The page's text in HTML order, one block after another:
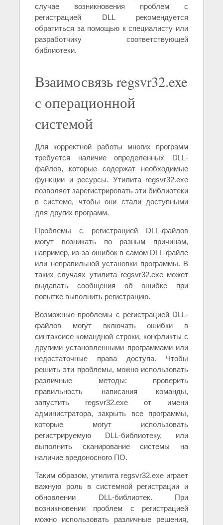
случае возникновения проблем с
регистрацией DLL рекомендуется
обратиться за помощью к специалисту или
разработчику соответствующей
библиотеки.
Взаимосвязь regsvr32.exe
с операционной
системой
Для корректной работы многих программ
требуется наличие определенных DLL-
файлов, которые содержат необходимые
функции и ресурсы. Утилита regsvr32.exe
позволяет зарегистрировать эти библиотеки
в системе, чтобы они стали доступными
для других программ.
Проблемы с регистрацией DLL-файлов
могут возникать по разным причинам,
например, из-за ошибок в самом DLL-файле
или неправильной установки программы. В
таких случаях утилита regsvr32.exe может
выдавать сообщения об ошибке при
попытке выполнить регистрацию.
Возможные проблемы с регистрацией DLL-
файлов могут включать ошибки в
синтаксисе командной строки, конфликты с
другими установленными программами или
недостаточные права доступа. Чтобы
решить эти проблемы, можно использовать
различные методы: проверить
правильность написания команды,
запустить regsvr32.exe от имени
администратора, закрыть все программы,
которые могут использовать
регистрируемую DLL-библиотеку, или
выполнить сканирование системы на
наличие вредоносного ПО.
Таким образом, утилита regsvr32.exe играет
важную роль в системной регистрации и
обновлении DLL-библиотек. При
возникновении проблем с регистрацией
можно использовать различные решения,